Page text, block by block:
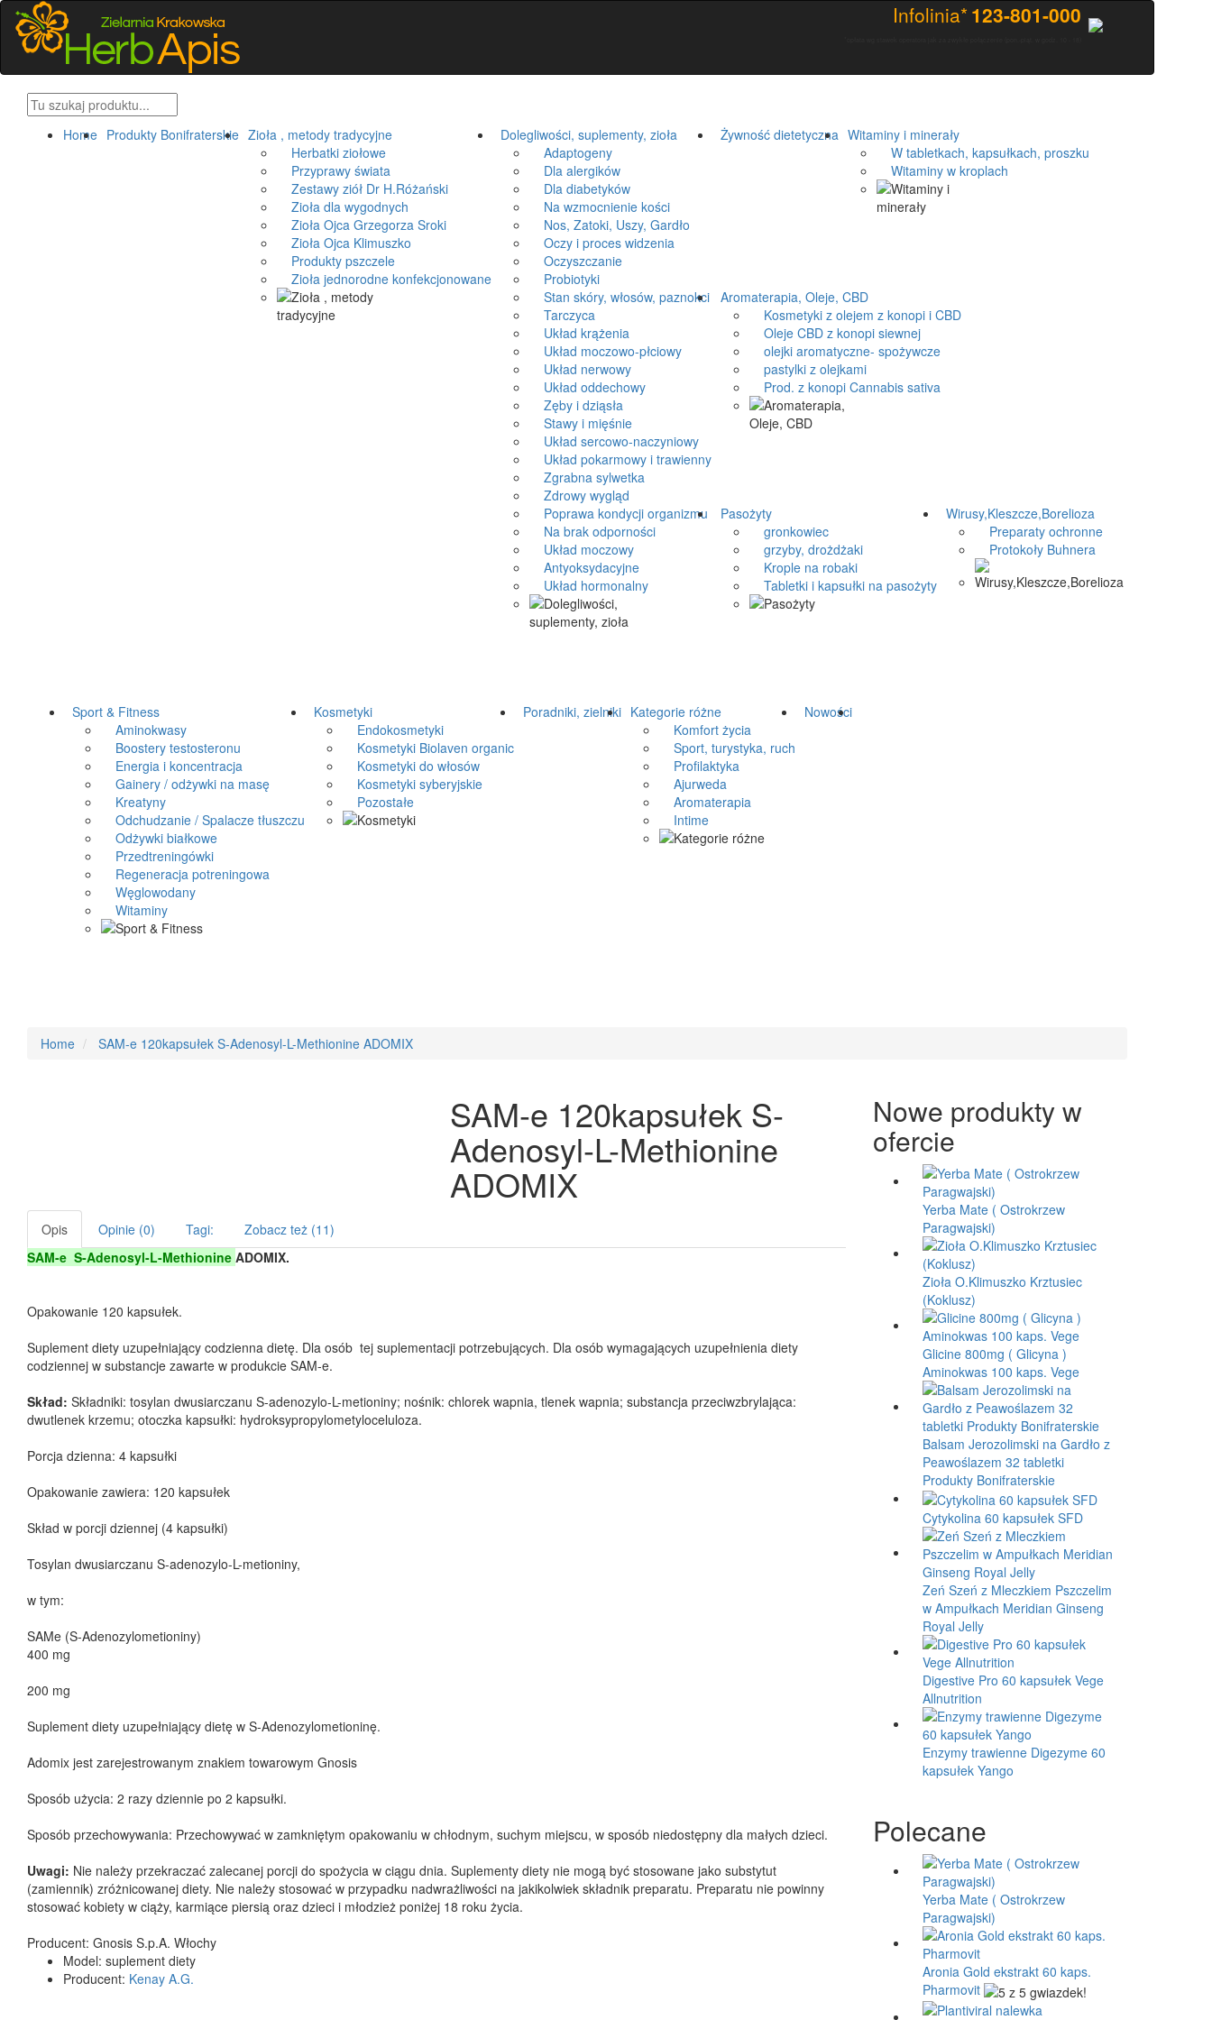
Infolinia* 123-801-000
Home Produkty Bonifraterskie Zioła , metody tradycyjne
Herbatki ziołowe
Przyprawy świata
Zestawy ziół Dr H.Różański
Zioła dla wygodnych
Zioła Ojca Grzegorza Sroki
Zioła Ojca Klimuszko
Produkty pszczele
Zioła jednorodne konfekcjonowane
Dolegliwości, suplementy, zioła
Adaptogeny
Dla alergików
Dla diabetyków
Na wzmocnienie kości
Nos, Zatoki, Uszy, Gardło
Oczy i proces widzenia
Oczyszczanie
Probiotyki
Stan skóry, włosów, paznokci
Tarczyca
Układ krążenia
Układ moczowo-płciowy
Układ nerwowy
Układ oddechowy
Zęby i dziąsła
Stawy i mięśnie
Układ sercowo-naczyniowy
Układ pokarmowy i trawienny
Zgrabna sylwetka
Zdrowy wygląd
Poprawa kondycji organizmu
Na brak odporności
Układ moczowy
Antyoksydacyjne
Układ hormonalny
Żywność dietetyczna Witaminy i minerały
W tabletkach, kapsułkach, proszku
Witaminy w kroplach
Aromaterapia, Oleje, CBD
Kosmetyki z olejem z konopi i CBD
Oleje CBD z konopi siewnej
olejki aromatyczne- spożywcze
pastylki z olejkami
Prod. z konopi Cannabis sativa
Pasożyty
gronkowiec
grzyby, drożdżaki
Krople na robaki
Tabletki i kapsułki na pasożyty
Wirusy,Kleszcze,Borelioza
Preparaty ochronne
Protokoły Buhnera
Sport & Fitness
Aminokwasy
Boostery testosteronu
Energia i koncentracja
Gainery / odżywki na masę
Kreatyny
Odchudzanie / Spalacze tłuszczu
Odżywki białkowe
Przedtreningówki
Regeneracja potreningowa
Węglowodany
Witaminy
Kosmetyki
Endokosmetyki
Kosmetyki Biolaven organic
Kosmetyki do włosów
Kosmetyki syberyjskie
Pozostałe
Poradniki, zielniki Kategorie różne
Komfort życia
Sport, turystyka, ruch
Profilaktyka
Ajurweda
Aromaterapia
Intime
Nowości
Home SAM-e 120kapsułek S-Adenosyl-L-Methionine ADOMIX
SAM-e 120kapsułek S-
Adenosyl-L-Methionine
ADOMIX
Opis Opinie (0) Tagi:
Zobacz też (11)
SAM-e S-Adenosyl-L-Methionine ADOMIX.
Opakowanie 120 kapsułek.
Suplement diety uzupełniający codzienna dietę. Dla osób tej suplementacji potrzebujących. Dla osób wymagających uzupełnienia diety
codziennej w substancje zawarte w produkcie SAM-e.
Skład: Składniki: tosylan dwusiarczanu S-adenozylo-L-metioniny; nośnik: chlorek wapnia, tlenek wapnia; substancja przeciwzbrylająca:
dwutlenek krzemu; otoczka kapsułki: hydroksypropylometyloceluloza.
Porcja dzienna: 4 kapsułki
Opakowanie zawiera: 120 kapsułek
Skład w porcji dziennej (4 kapsułki)
Tosylan dwusiarczanu S-adenozylo-L-metioniny,
w tym:
SAMe (S-Adenozylometioniny)
400 mg
200 mg
Suplement diety uzupełniający dietę w S-Adenozylometioninę.
Adomix jest zarejestrowanym znakiem towarowym Gnosis
Sposób użycia: 2 razy dziennie po 2 kapsułki.
Sposób przechowywania: Przechowywać w zamkniętym opakowaniu w chłodnym, suchym miejscu, w sposób niedostępny dla małych dzieci.
Uwagi: Nie należy przekraczać zalecanej porcji do spożycia w ciągu dnia. Suplementy diety nie mogą być stosowane jako substytut
(zamiennik) zróżnicowanej diety. Nie należy stosować w przypadku nadwrażliwości na jakikolwiek składnik preparatu. Preparatu nie powinny
stosować kobiety w ciąży, karmiące piersią oraz dzieci i młodzież poniżej 18 roku życia.
Producent: Gnosis S.p.A. Włochy
Model: suplement diety
Producent: Kenay A.G.
Nowe produkty w
ofercie
Yerba Mate ( Ostrokrzew
Paragwajski)
Zioła O.Klimuszko Krztusiec
(Koklusz)
Glicine 800mg ( Glicyna )
Aminokwas 100 kaps. Vege
Balsam Jerozolimski na Gardło z
Peawoślazem 32 tabletki
Produkty Bonifraterskie
Cytykolina 60 kapsułek SFD
Zeń Szeń z Mleczkiem Pszczelim
w Ampułkach Meridian Ginseng
Royal Jelly
Digestive Pro 60 kapsułek Vege
Allnutrition
Enzymy trawienne Digezyme 60
kapsułek Yango
Polecane
Yerba Mate ( Ostrokrzew
Paragwajski)
Aronia Gold ekstrakt 60 kaps.
Pharmovit